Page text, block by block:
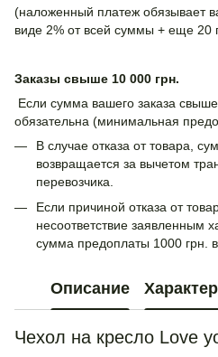
(наложенный платеж обязывает
виде 2% от всей суммы + еще 20
Заказы свыше 10 000 грн.
Если сумма вашего заказа
обязательна (минимальная
В случае отказа от товара,
возвращается за вычетом
перевозчика.
Если причиной отказа от
несоответствие заявленным
сумма предоплаты 1000 грн.
Описание
Чехол на кресло Love